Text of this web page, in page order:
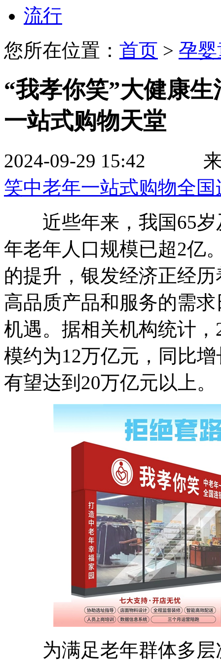
流行
您所在位置： 首页 > 孕
“我孝你笑”大健康
一站式购物天堂
2024-09-29 15:42
笑中老年一站式购物全
近些年来，我国65岁
年老年人口规模已超2亿
的提升，银发经济正经
高品质产品和服务的需
机遇。据相关机构统计
模约为12万亿元，同比
有望达到20万亿元以上。
为满足老年群体多层